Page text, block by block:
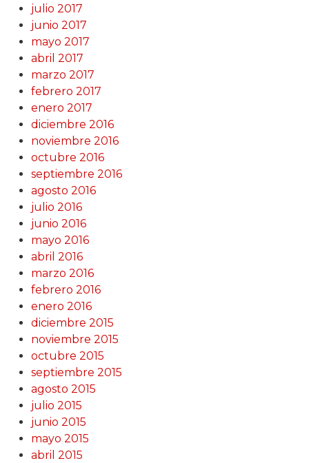
julio 2017
junio 2017
mayo 2017
abril 2017
marzo 2017
febrero 2017
enero 2017
diciembre 2016
noviembre 2016
octubre 2016
septiembre 2016
agosto 2016
julio 2016
junio 2016
mayo 2016
abril 2016
marzo 2016
febrero 2016
enero 2016
diciembre 2015
noviembre 2015
octubre 2015
septiembre 2015
agosto 2015
julio 2015
junio 2015
mayo 2015
abril 2015